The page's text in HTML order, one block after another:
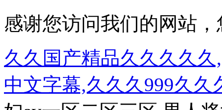
感谢您访问我们的网站
久久国产精品久久久久
中文字幕,久久久999久久